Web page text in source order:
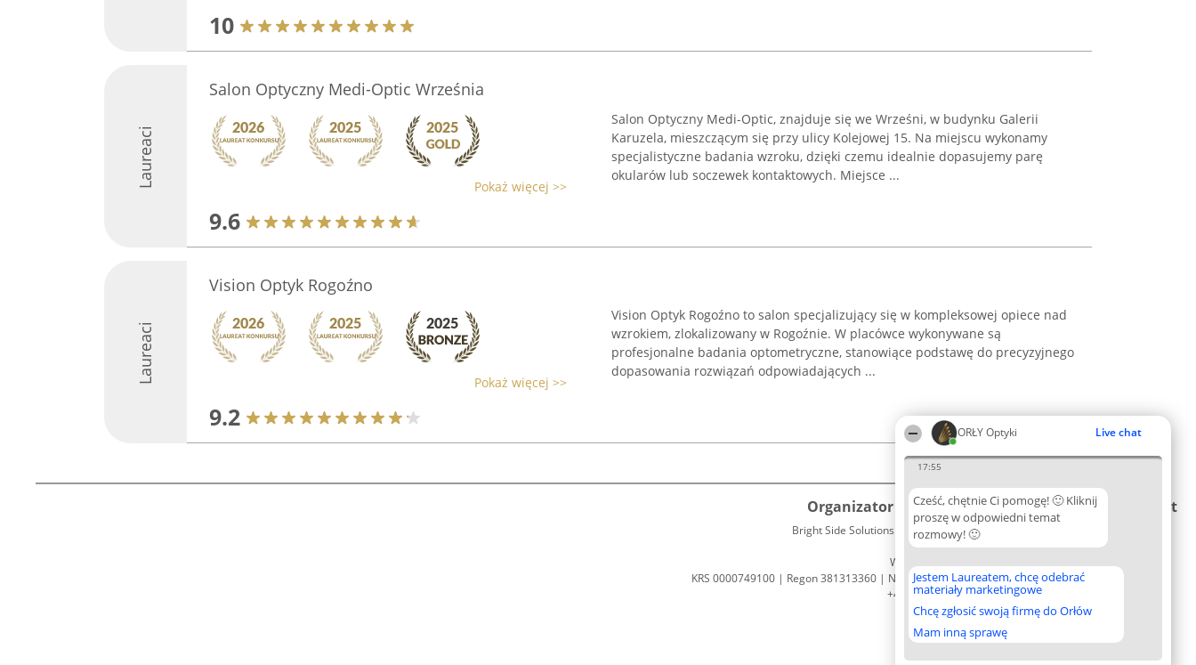
ORŁY Optyki Live chat
17:55
Cześć, chętnie Ci pomogę! 🙂 Kliknij
proszę w odpowiedni temat
rozmowy! 🙂
Jestem Laureatem, chcę odebrać
materiały marketingowe
Chcę zgłosić swoją firmę do Orłów
Mam inną sprawę
10
Laureaci
Salon Optyczny Medi-Optic Września
Pokaż więcej >>
9.6
Salon Optyczny Medi-Optic, znajduje się we Wrześni, w budynku Galerii
Karuzela, mieszczącym się przy ulicy Kolejowej 15. Na miejscu wykonamy
specjalistyczne badania wzroku, dzięki czemu idealnie dopasujemy parę
okularów lub soczewek kontaktowych. Miejsce ...
Laureaci
Vision Optyk Rogoźno
Pokaż więcej >>
9.2
Vision Optyk Rogoźno to salon specjalizujący się w kompleksowej opiece nad
wzrokiem, zlokalizowany w Rogoźnie. W placówce wykonywane są
profesjonalne badania optometryczne, stanowiące podstawę do precyzyjnego
dopasowania rozwiązań odpowiadających ...
Organizator plebiscytu
Bright Side Solutions sp. z o. o. sp. k.
ul. Ruska 22
Wrocław 50-079
KRS 0000749100 | Regon 381313360 | NIP 8943132676
+48 508 492 400
Plebiscyt
Lista
Laureatów
Zasady
Regulamin
Prywatności
Kontakt